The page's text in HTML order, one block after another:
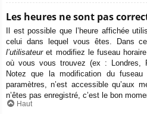
Les heures ne sont pas
Il est possible que l’heure affichée
celui dans lequel vous êtes. Dans
l’utilisateuret modifiez le fuseau
où vous vous trouvez (ex : Londres,
Notez que la modification du
paramètres, n’est accessible qu’aux
n’êtes pas enregistré, c’est le bon
Haut